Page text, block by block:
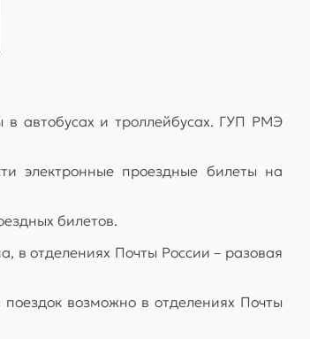
автобусах и троллейбусах. ГУП РМЭ
электронные проездные билеты на
билетов.
в отделениях Почты России – разовая
возможно в отделениях Почты